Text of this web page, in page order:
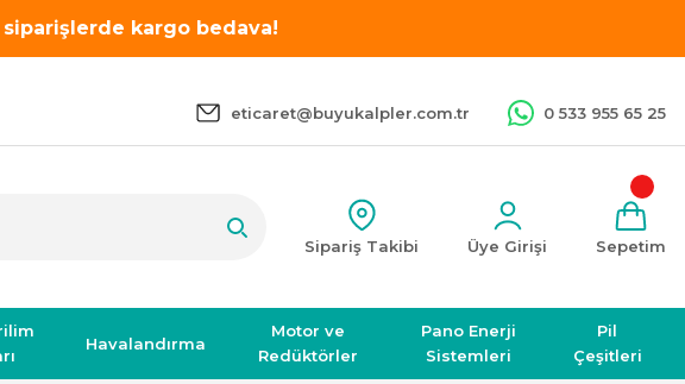
siparişlerde kargo bedava!
eticaret@buyukalpler.com.tr 0 533 955 65 25
Sipariş Takibi Üye Girişi Sepetim
Havalandırma
Motor ve
Redüktörler
Pano Enerji
Sistemleri
Pil
Çeşitleri